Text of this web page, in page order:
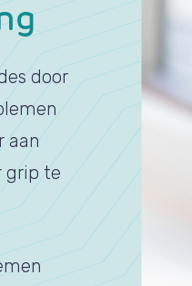
door
aan
grip te